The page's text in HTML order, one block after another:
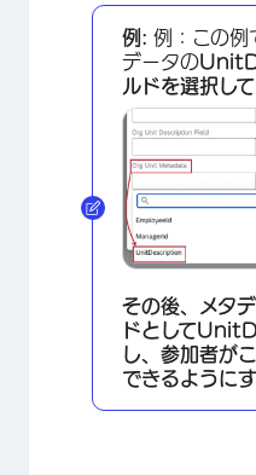
例: 例：この
データの
ルドを選択して
その後、メタ
ドとして
し、参加者が
できるように